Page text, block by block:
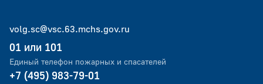
volg.sc@vsc.63.mchs.gov.ru
01 или 101
Единый телефон пожарных и спасателей
+7 (495) 983-79-01